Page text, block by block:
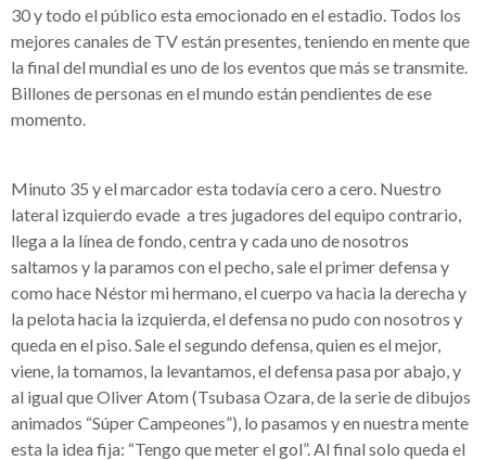
30 y todo el público esta emocionado en el estadio. Todos los
mejores canales de TV están presentes, teniendo en mente que
la final del mundial es uno de los eventos que más se transmite.
Billones de personas en el mundo están pendientes de ese
momento.
Minuto 35 y el marcador esta todavía cero a cero. Nuestro
lateral izquierdo evade a tres jugadores del equipo contrario,
llega a la línea de fondo, centra y cada uno de nosotros
saltamos y la paramos con el pecho, sale el primer defensa y
como hace Néstor mi hermano, el cuerpo va hacia la derecha y
la pelota hacia la izquierda, el defensa no pudo con nosotros y
queda en el piso. Sale el segundo defensa, quien es el mejor,
viene, la tomamos, la levantamos, el defensa pasa por abajo, y
al igual que Oliver Atom (Tsubasa Ozara, de la serie de dibujos
animados “Súper Campeones”), lo pasamos y en nuestra mente
esta la idea fija: “Tengo que meter el gol”. Al final solo queda el